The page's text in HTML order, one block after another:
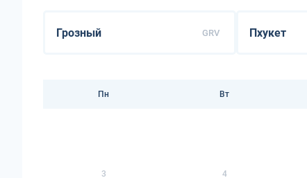
GRV
Пн Вт
3 4